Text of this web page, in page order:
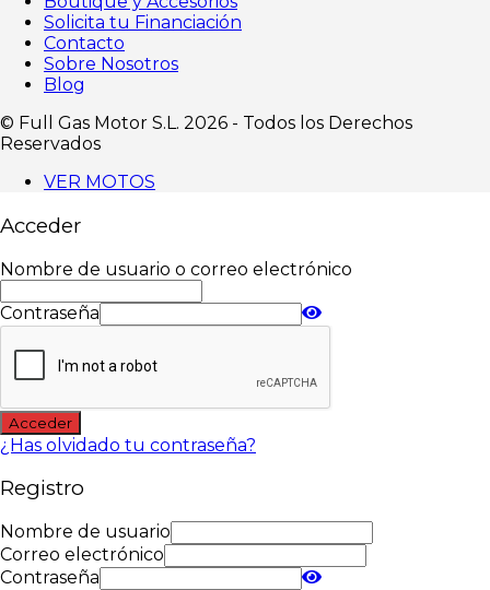
Solicita tu Financiación
Contacto
Sobre Nosotros
Blog
©️ Full Gas Motor S.L. 2026 - Todos los Derechos
Reservados
VER MOTOS
Acceder
Nombre de usuario o correo electrónico
Contraseña
Acceder
¿Has olvidado tu contraseña?
Registro
Nombre de usuario
Correo electrónico
Contraseña